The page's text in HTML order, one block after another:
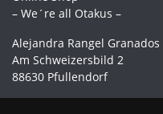
– We´re all Otakus –
Alejandra Rangel Granados
Am Schweizersbild 2
88630 Pfullendorf